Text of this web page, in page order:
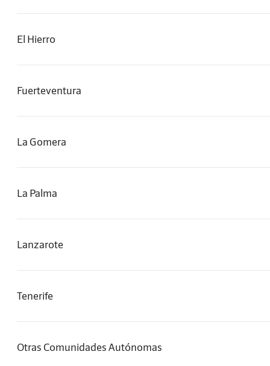
El Hierro
Fuerteventura
La Gomera
La Palma
Lanzarote
Tenerife
Otras Comunidades Autónomas